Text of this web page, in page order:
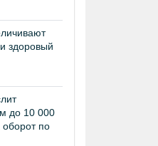
здоровый
до 10 000
оборот по